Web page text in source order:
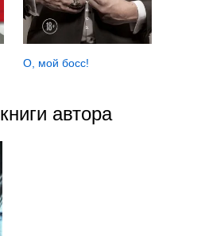
О, мой босс!
автора